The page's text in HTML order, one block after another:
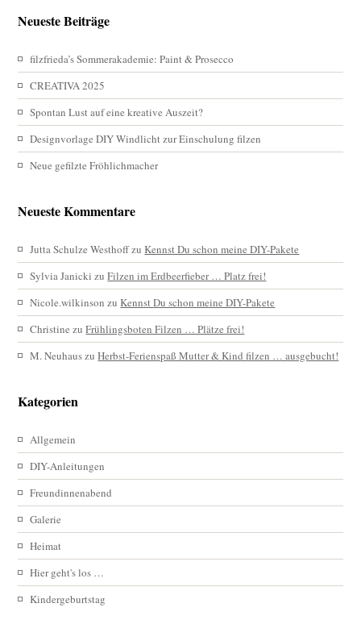
Neueste Beiträge
filzfrieda’s Sommerakademie: Paint & Prosecco
CREATIVA 2025
Spontan Lust auf eine kreative Auszeit?
Designvorlage DIY Windlicht zur Einschulung filzen
Neue gefilzte Fröhlichmacher
Neueste Kommentare
Jutta Schulze WesthoffzuKennst Du schon meine DIY-Pakete
Sylvia Janicki zuFilzen im Erdbeerfieber … Platz frei!
Nicole.wilkinson zuKennst Du schon meine DIY-Pakete
Christine zuFrühlingsboten Filzen … Plätze frei!
M. NeuhauszuHerbst-Ferienspaß Mutter & Kind filzen … ausgebucht!
Kategorien
Allgemein
DIY-Anleitungen
Freundinnenabend
Galerie
Heimat
Hier geht's los …
Kindergeburtstag